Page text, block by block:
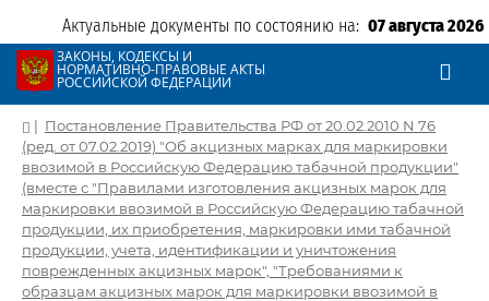
Актуальные документы по состоянию на: 07 августа 2026
ЗАКОНЫ, КОДЕКСЫ И
НОРМАТИВНО-ПРАВОВЫЕ АКТЫ
РОССИЙСКОЙ ФЕДЕРАЦИИ
| Постановление Правительства РФ от 20.02.2010 N 76
(ред. от 07.02.2019) "Об акцизных марках для маркировки
ввозимой в Российскую Федерацию табачной продукции"
(вместе с "Правилами изготовления акцизных марок для
маркировки ввозимой в Российскую Федерацию табачной
продукции, их приобретения, маркировки ими табачной
продукции, учета, идентификации и уничтожения
поврежденных акцизных марок", "Требованиями к
образцам акцизных марок для маркировки ввозимой в